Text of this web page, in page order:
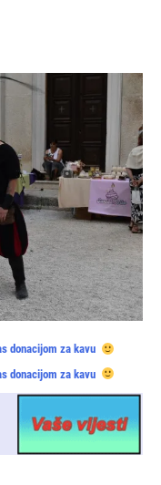
donacijom za kavu
donacijom za kavu